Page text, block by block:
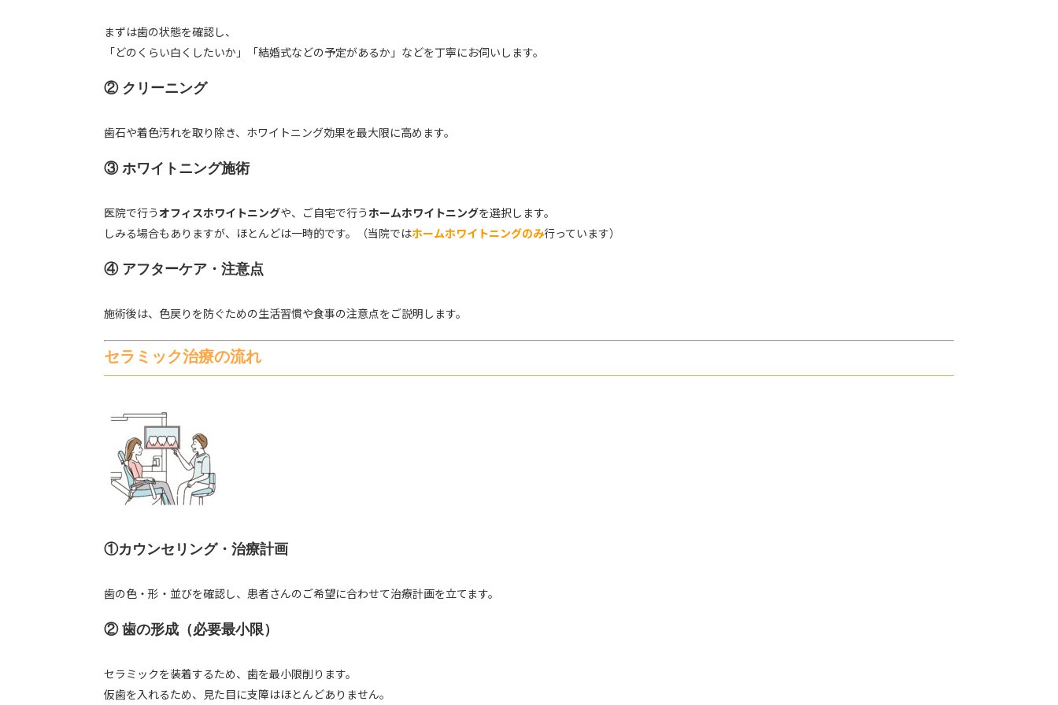
まずは歯の状態を確認し、
「どのくらい白くしたいか」「結婚式などの予定があるか」などを丁寧にお伺いします。
② クリーニング
歯石や着色汚れを取り除き、ホワイトニング効果を最大限に高めます。
③ ホワイトニング施術
医院で行うオフィスホワイトニングや、ご自宅で行うホームホワイトニングを選択します。
しみる場合もありますが、ほとんどは一時的です。（当院ではホームホワイトニングのみ行っています）
④ アフターケア・注意点
施術後は、色戻りを防ぐための生活習慣や食事の注意点をご説明します。
セラミック治療の流れ
①カウンセリング・治療計画
歯の色・形・並びを確認し、患者さんのご希望に合わせて治療計画を立てます。
② 歯の形成（必要最小限）
セラミックを装着するため、歯を最小限削ります。
仮歯を入れるため、見た目に支障はほとんどありません。